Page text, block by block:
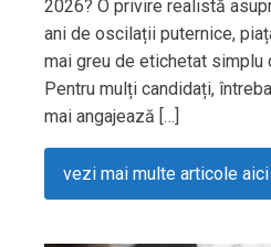
2026? O privire realistă
ani de oscilații puternice,
mai greu de etichetat simplu
Pentru mulți candidați,
mai angajează […]
vezi mai multe articole aici